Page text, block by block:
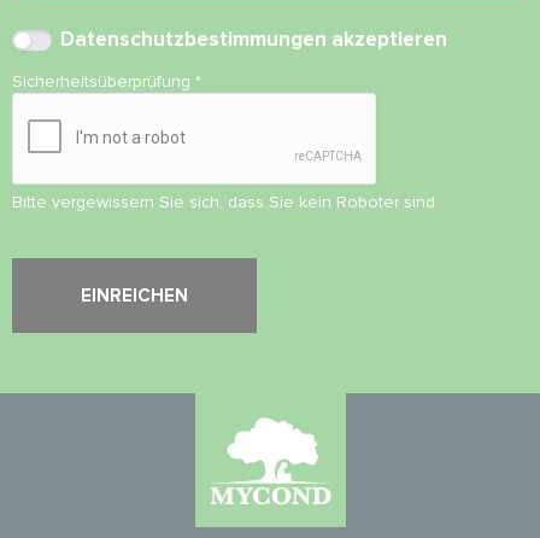
Datenschutzbestimmungen akzeptieren
Sicherheitsüberprüfung *
Bitte vergewissern Sie sich, dass Sie kein Roboter sind.